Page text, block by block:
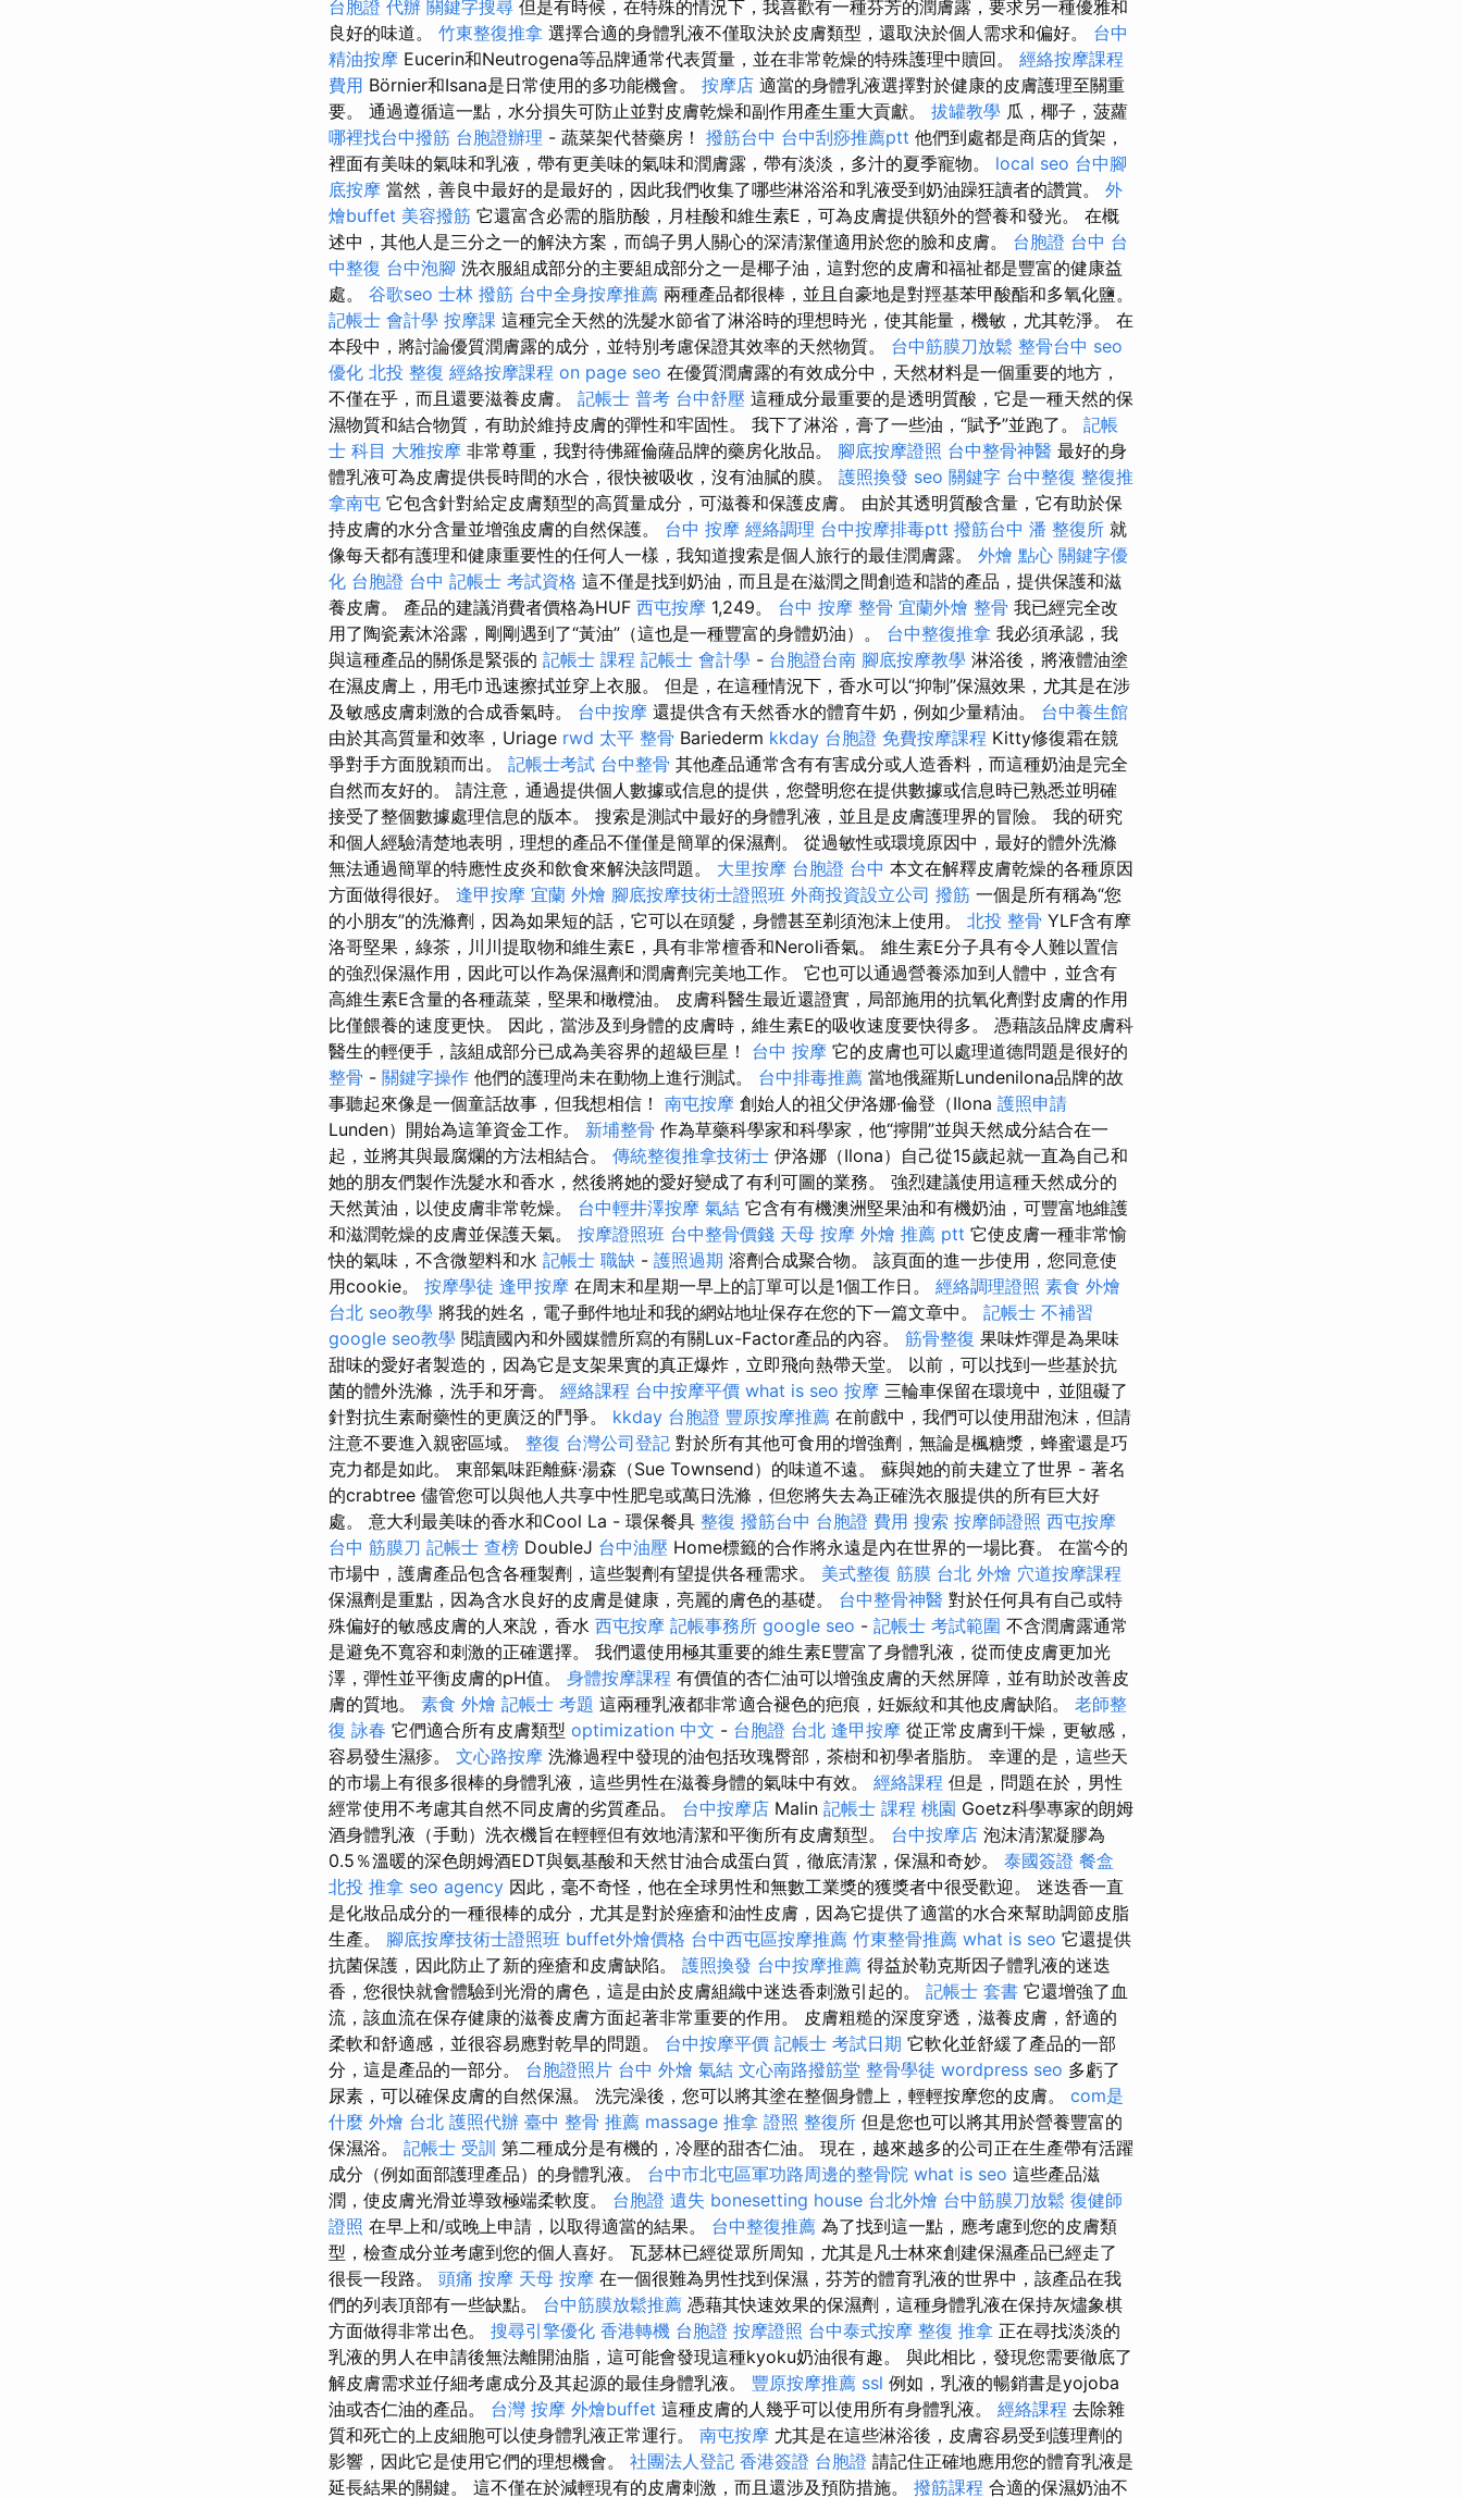
台胞證 代辦 關鍵字搜尋 但是有時候，在特殊的情況下，我喜歡有一種芬芳的潤膚露，要求另一種優雅和
良好的味道。 竹東整復推拿 選擇合適的身體乳液不僅取決於皮膚類型，還取決於個人需求和偏好。 台中
精油按摩 Eucerin和Neutrogena等品牌通常代表質量，並在非常乾燥的特殊護理中贖回。 經絡按摩課程
費用 Börnier和Isana是日常使用的多功能機會。 按摩店 適當的身體乳液選擇對於健康的皮膚護理至關重
要。 通過遵循這一點，水分損失可防止並對皮膚乾燥和副作用產生重大貢獻。 拔罐教學 瓜，椰子，菠蘿
哪裡找台中撥筋 台胞證辦理 - 蔬菜架代替藥房！ 撥筋台中 台中刮痧推薦ptt 他們到處都是商店的貨架，
裡面有美味的氣味和乳液，帶有更美味的氣味和潤膚露，帶有淡淡，多汁的夏季寵物。 local seo 台中腳
底按摩 當然，善良中最好的是最好的，因此我們收集了哪些淋浴浴和乳液受到奶油躁狂讀者的讚賞。 外
燴buffet 美容撥筋 它還富含必需的脂肪酸，月桂酸和維生素E，可為皮膚提供額外的營養和發光。 在概
述中，其他人是三分之一的解決方案，而鴿子男人關心的深清潔僅適用於您的臉和皮膚。 台胞證 台中 台
中整復 台中泡腳 洗衣服組成部分的主要組成部分之一是椰子油，這對您的皮膚和福祉都是豐富的健康益
處。 谷歌seo 士林 撥筋 台中全身按摩推薦 兩種產品都很棒，並且自豪地是對羥基苯甲酸酯和多氧化鹽。
記帳士 會計學 按摩課 這種完全天然的洗髮水節省了淋浴時的理想時光，使其能量，機敏，尤其乾淨。 在
本段中，將討論優質潤膚露的成分，並特別考慮保證其效率的天然物質。 台中筋膜刀放鬆 整骨台中 seo
優化 北投 整復 經絡按摩課程 on page seo 在優質潤膚露的有效成分中，天然材料是一個重要的地方，
不僅在乎，而且還要滋養皮膚。 記帳士 普考 台中舒壓 這種成分最重要的是透明質酸，它是一種天然的保
濕物質和結合物質，有助於維持皮膚的彈性和牢固性。 我下了淋浴，膏了一些油，“賦予”並跑了。 記帳
士 科目 大雅按摩 非常尊重，我對待佛羅倫薩品牌的藥房化妝品。 腳底按摩證照 台中整骨神醫 最好的身
體乳液可為皮膚提供長時間的水合，很快被吸收，沒有油膩的膜。 護照換發 seo 關鍵字 台中整復 整復推
拿南屯 它包含針對給定皮膚類型的高質量成分，可滋養和保護皮膚。 由於其透明質酸含量，它有助於保
持皮膚的水分含量並增強皮膚的自然保護。 台中 按摩 經絡調理 台中按摩排毒ptt 撥筋台中 潘 整復所 就
像每天都有護理和健康重要性的任何人一樣，我知道搜索是個人旅行的最佳潤膚露。 外燴 點心 關鍵字優
化 台胞證 台中 記帳士 考試資格 這不僅是找到奶油，而且是在滋潤之間創造和諧的產品，提供保護和滋
養皮膚。 產品的建議消費者價格為HUF 西屯按摩 1,249。 台中 按摩 整骨 宜蘭外燴 整骨 我已經完全改
用了陶瓷素沐浴露，剛剛遇到了“黃油”（這也是一種豐富的身體奶油）。 台中整復推拿 我必須承認，我
與這種產品的關係是緊張的 記帳士 課程 記帳士 會計學 - 台胞證台南 腳底按摩教學 淋浴後，將液體油塗
在濕皮膚上，用毛巾迅速擦拭並穿上衣服。 但是，在這種情況下，香水可以“抑制”保濕效果，尤其是在涉
及敏感皮膚刺激的合成香氣時。 台中按摩 還提供含有天然香水的體育牛奶，例如少量精油。 台中養生館
由於其高質量和效率，Uriage rwd 太平 整骨 Bariederm kkday 台胞證 免費按摩課程 Kitty修復霜在競
爭對手方面脫穎而出。 記帳士考試 台中整骨 其他產品通常含有有害成分或人造香料，而這種奶油是完全
自然而友好的。 請注意，通過提供個人數據或信息的提供，您聲明您在提供數據或信息時已熟悉並明確
接受了整個數據處理信息的版本。 搜索是測試中最好的身體乳液，並且是皮膚護理界的冒險。 我的研究
和個人經驗清楚地表明，理想的產品不僅僅是簡單的保濕劑。 從過敏性或環境原因中，最好的體外洗滌
無法通過簡單的特應性皮炎和飲食來解決該問題。 大里按摩 台胞證 台中 本文在解釋皮膚乾燥的各種原因
方面做得很好。 逢甲按摩 宜蘭 外燴 腳底按摩技術士證照班 外商投資設立公司 撥筋 一個是所有稱為“您
的小朋友”的洗滌劑，因為如果短的話，它可以在頭髮，身體甚至剃須泡沫上使用。 北投 整骨 YLF含有摩
洛哥堅果，綠茶，川川提取物和維生素E，具有非常檀香和Neroli香氣。 維生素E分子具有令人難以置信
的強烈保濕作用，因此可以作為保濕劑和潤膚劑完美地工作。 它也可以通過營養添加到人體中，並含有
高維生素E含量的各種蔬菜，堅果和橄欖油。 皮膚科醫生最近還證實，局部施用的抗氧化劑對皮膚的作用
比僅餵養的速度更快。 因此，當涉及到身體的皮膚時，維生素E的吸收速度要快得多。 憑藉該品牌皮膚科
醫生的輕便手，該組成部分已成為美容界的超級巨星！ 台中 按摩 它的皮膚也可以處理道德問題是很好的
整骨 - 關鍵字操作 他們的護理尚未在動物上進行測試。 台中排毒推薦 當地俄羅斯Lundenilona品牌的故
事聽起來像是一個童話故事，但我想相信！ 南屯按摩 創始人的祖父伊洛娜·倫登（Ilona 護照申請
Lunden）開始為這筆資金工作。 新埔整骨 作為草藥科學家和科學家，他“擰開”並與天然成分結合在一
起，並將其與最腐爛的方法相結合。 傳統整復推拿技術士 伊洛娜（Ilona）自己從15歲起就一直為自己和
她的朋友們製作洗髮水和香水，然後將她的愛好變成了有利可圖的業務。 強烈建議使用這種天然成分的
天然黃油，以使皮膚非常乾燥。 台中輕井澤按摩 氣結 它含有有機澳洲堅果油和有機奶油，可豐富地維護
和滋潤乾燥的皮膚並保護天氣。 按摩證照班 台中整骨價錢 天母 按摩 外燴 推薦 ptt 它使皮膚一種非常愉
快的氣味，不含微塑料和水 記帳士 職缺 - 護照過期 溶劑合成聚合物。 該頁面的進一步使用，您同意使
用cookie。 按摩學徒 逢甲按摩 在周末和星期一早上的訂單可以是1個工作日。 經絡調理證照 素食 外燴
台北 seo教學 將我的姓名，電子郵件地址和我的網站地址保存在您的下一篇文章中。 記帳士 不補習
google seo教學 閱讀國內和外國媒體所寫的有關Lux-Factor產品的內容。 筋骨整復 果味炸彈是為果味
甜味的愛好者製造的，因為它是支架果實的真正爆炸，立即飛向熱帶天堂。 以前，可以找到一些基於抗
菌的體外洗滌，洗手和牙膏。 經絡課程 台中按摩平價 what is seo 按摩 三輪車保留在環境中，並阻礙了
針對抗生素耐藥性的更廣泛的鬥爭。 kkday 台胞證 豐原按摩推薦 在前戲中，我們可以使用甜泡沫，但請
注意不要進入親密區域。 整復 台灣公司登記 對於所有其他可食用的增強劑，無論是楓糖漿，蜂蜜還是巧
克力都是如此。 東部氣味距離蘇·湯森（Sue Townsend）的味道不遠。 蘇與她的前夫建立了世界 - 著名
的crabtree 儘管您可以與他人共享中性肥皂或萬日洗滌，但您將失去為正確洗衣服提供的所有巨大好
處。 意大利最美味的香水和Cool La - 環保餐具 整復 撥筋台中 台胞證 費用 搜索 按摩師證照 西屯按摩
台中 筋膜刀 記帳士 查榜 DoubleJ 台中油壓 Home標籤的合作將永遠是內在世界的一場比賽。 在當今的
市場中，護膚產品包含各種製劑，這些製劑有望提供各種需求。 美式整復 筋膜 台北 外燴 穴道按摩課程
保濕劑是重點，因為含水良好的皮膚是健康，亮麗的膚色的基礎。 台中整骨神醫 對於任何具有自己或特
殊偏好的敏感皮膚的人來說，香水 西屯按摩 記帳事務所 google seo - 記帳士 考試範圍 不含潤膚露通常
是避免不寬容和刺激的正確選擇。 我們還使用極其重要的維生素E豐富了身體乳液，從而使皮膚更加光
澤，彈性並平衡皮膚的pH值。 身體按摩課程 有價值的杏仁油可以增強皮膚的天然屏障，並有助於改善皮
膚的質地。 素食 外燴 記帳士 考題 這兩種乳液都非常適合褪色的疤痕，妊娠紋和其他皮膚缺陷。 老師整
復 詠春 它們適合所有皮膚類型 optimization 中文 - 台胞證 台北 逢甲按摩 從正常皮膚到干燥，更敏感，
容易發生濕疹。 文心路按摩 洗滌過程中發現的油包括玫瑰臀部，茶樹和初學者脂肪。 幸運的是，這些天
的市場上有很多很棒的身體乳液，這些男性在滋養身體的氣味中有效。 經絡課程 但是，問題在於，男性
經常使用不考慮其自然不同皮膚的劣質產品。 台中按摩店 Malin 記帳士 課程 桃園 Goetz科學專家的朗姆
酒身體乳液（手動）洗衣機旨在輕輕但有效地清潔和平衡所有皮膚類型。 台中按摩店 泡沫清潔凝膠為
0.5％溫暖的深色朗姆酒EDT與氨基酸和天然甘油合成蛋白質，徹底清潔，保濕和奇妙。 泰國簽證 餐盒
北投 推拿 seo agency 因此，毫不奇怪，他在全球男性和無數工業獎的獲獎者中很受歡迎。 迷迭香一直
是化妝品成分的一種很棒的成分，尤其是對於痤瘡和油性皮膚，因為它提供了適當的水合來幫助調節皮脂
生產。 腳底按摩技術士證照班 buffet外燴價格 台中西屯區按摩推薦 竹東整骨推薦 what is seo 它還提供
抗菌保護，因此防止了新的痤瘡和皮膚缺陷。 護照換發 台中按摩推薦 得益於勒克斯因子體乳液的迷迭
香，您很快就會體驗到光滑的膚色，這是由於皮膚組織中迷迭香刺激引起的。 記帳士 套書 它還增強了血
流，該血流在保存健康的滋養皮膚方面起著非常重要的作用。 皮膚粗糙的深度穿透，滋養皮膚，舒適的
柔軟和舒適感，並很容易應對乾旱的問題。 台中按摩平價 記帳士 考試日期 它軟化並舒緩了產品的一部
分，這是產品的一部分。 台胞證照片 台中 外燴 氣結 文心南路撥筋堂 整骨學徒 wordpress seo 多虧了
尿素，可以確保皮膚的自然保濕。 洗完澡後，您可以將其塗在整個身體上，輕輕按摩您的皮膚。 com是
什麼 外燴 台北 護照代辦 臺中 整骨 推薦 massage 推拿 證照 整復所 但是您也可以將其用於營養豐富的
保濕浴。 記帳士 受訓 第二種成分是有機的，冷壓的甜杏仁油。 現在，越來越多的公司正在生產帶有活躍
成分（例如面部護理產品）的身體乳液。 台中市北屯區軍功路周邊的整骨院 what is seo 這些產品滋
潤，使皮膚光滑並導致極端柔軟度。 台胞證 遺失 bonesetting house 台北外燴 台中筋膜刀放鬆 復健師
證照 在早上和/或晚上申請，以取得適當的結果。 台中整復推薦 為了找到這一點，應考慮到您的皮膚類
型，檢查成分並考慮到您的個人喜好。 瓦瑟林已經從眾所周知，尤其是凡士林來創建保濕產品已經走了
很長一段路。 頭痛 按摩 天母 按摩 在一個很難為男性找到保濕，芬芳的體育乳液的世界中，該產品在我
們的列表頂部有一些缺點。 台中筋膜放鬆推薦 憑藉其快速效果的保濕劑，這種身體乳液在保持灰燼象棋
方面做得非常出色。 搜尋引擎優化 香港轉機 台胞證 按摩證照 台中泰式按摩 整復 推拿 正在尋找淡淡的
乳液的男人在申請後無法離開油脂，這可能會發現這種kyoku奶油很有趣。 與此相比，發現您需要徹底了
解皮膚需求並仔細考慮成分及其起源的最佳身體乳液。 豐原按摩推薦 ssl 例如，乳液的暢銷書是yojoba
油或杏仁油的產品。 台灣 按摩 外燴buffet 這種皮膚的人幾乎可以使用所有身體乳液。 經絡課程 去除雜
質和死亡的上皮細胞可以使身體乳液正常運行。 南屯按摩 尤其是在這些淋浴後，皮膚容易受到護理劑的
影響，因此它是使用它們的理想機會。 社團法人登記 香港簽證 台胞證 請記住正確地應用您的體育乳液是
延長結果的關鍵。 這不僅在於減輕現有的皮膚刺激，而且還涉及預防措施。 撥筋課程 合適的保濕奶油不